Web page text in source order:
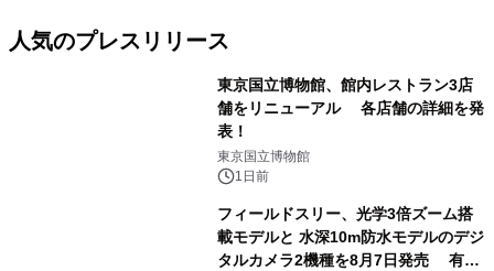
人気のプレスリリース
東京国立博物館、館内レストラン3店
舗をリニューアル 各店舗の詳細を発
表！
東京国立博物館
1日前
フィールドスリー、光学3倍ズーム搭
載モデルと 水深10m防水モデルのデジ
タルカメラ2機種を8月7日発売 有効